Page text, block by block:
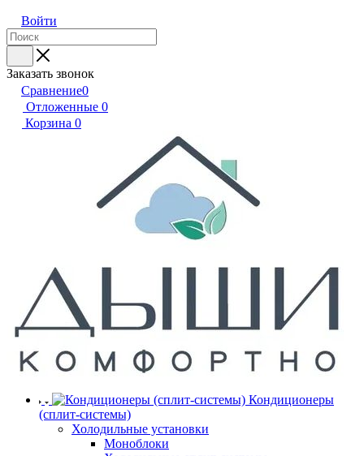
Войти
Заказать звонок
Сравнение0
Отложенные 0
Корзина 0
Кондиционеры
(сплит-системы)
Холодильные установки
Моноблоки